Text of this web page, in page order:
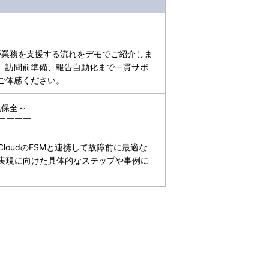
務を支援する流れをデモでご紹介しま
訪問前準備、報告自動化まで一貫サポ
感ください。
全～
￣￣￣
のFSMと連携して故障前に最適な
現に向けた具体的なステップや事例に